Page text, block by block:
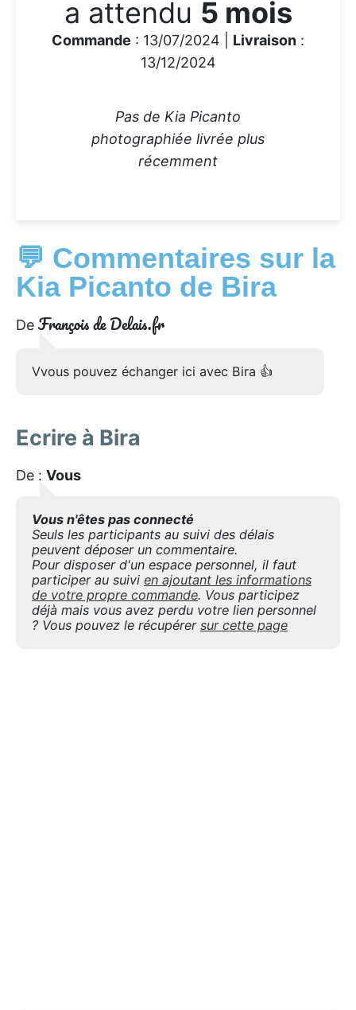
a attendu 5 mois
Commande : 13/07/2024 | Livraison :
13/12/2024
Pas de Kia Picanto
photographiée livrée plus
récemment
💬 Commentaires sur la
Kia Picanto de Bira
De François de Delais.fr
Vvous pouvez échanger ici avec Bira 👍
Ecrire à Bira
De : Vous
Vous n'êtes pas connecté
Seuls les participants au suivi des délais
peuvent déposer un commentaire.
Pour disposer d'un espace personnel, il faut
participer au suivi en ajoutant les informations
de votre propre commande. Vous participez
déjà mais vous avez perdu votre lien personnel
? Vous pouvez le récupérer sur cette page